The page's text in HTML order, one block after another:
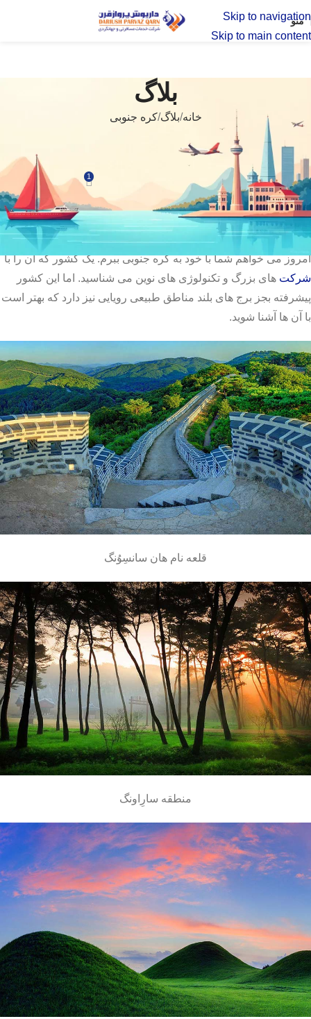
Skip to navigation
Skip to main content
منو
بلاگ
خانه بلاگ کره جنوبی
دیدنی های کره جنوبی
ادمین 1
جاذبه های گردشگری کره جنوبی
امروز می خواهم شما با خود به کره جنوبی ببرم. یک کشور که آن را با
شرکت های بزرگ و تکنولوژی های نوین می شناسید. اما این کشور
پیشرفته بجز برج های بلند مناطق طبیعی رویایی نیز دارد که بهتر است
با آن ها آشنا شوید.
قلعه نام هان سانسِوُنگ
منطقه سارِاونگ